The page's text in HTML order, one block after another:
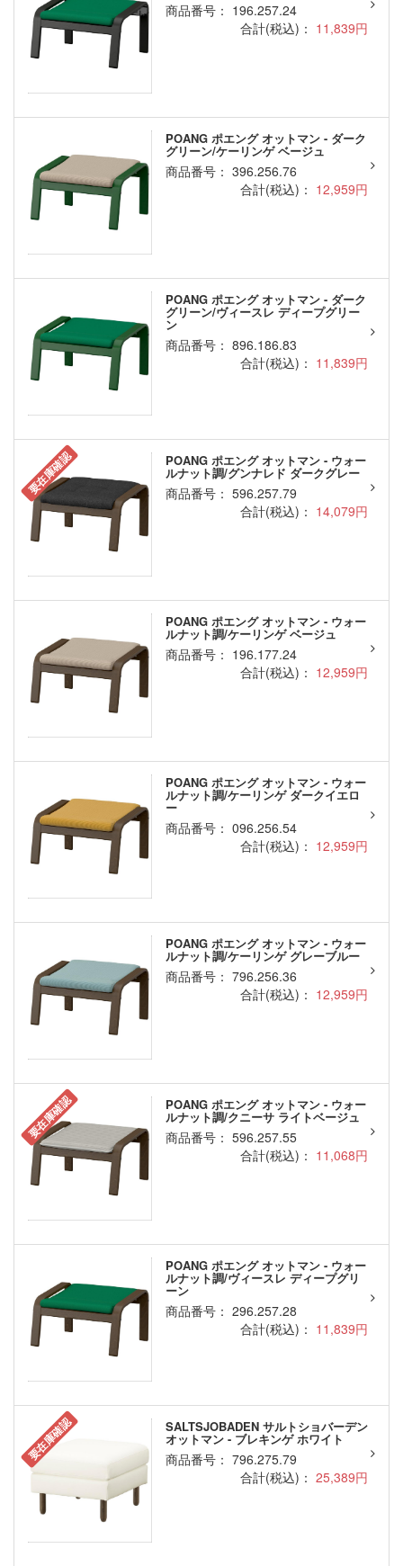
商品番号： 196.257.24
合計(税込)： 11,839円
POANG ポエング オットマン - ダーク
グリーン/ケーリンゲ ベージュ
商品番号： 396.256.76
合計(税込)： 12,959円
POANG ポエング オットマン - ダーク
グリーン/ヴィースレ ディープグリー
ン
商品番号： 896.186.83
合計(税込)： 11,839円
要在庫確認 POANG ポエング オットマン - ウォー
ルナット調/グンナレド ダークグレー
商品番号： 596.257.79
合計(税込)： 14,079円
POANG ポエング オットマン - ウォー
ルナット調/ケーリンゲ ベージュ
商品番号： 196.177.24
合計(税込)： 12,959円
POANG ポエング オットマン - ウォー
ルナット調/ケーリンゲ ダークイエロ
ー
商品番号： 096.256.54
合計(税込)： 12,959円
POANG ポエング オットマン - ウォー
ルナット調/ケーリンゲ グレーブルー
商品番号： 796.256.36
合計(税込)： 12,959円
要在庫確認 POANG ポエング オットマン - ウォー
ルナット調/クニーサ ライトベージュ
商品番号： 596.257.55
合計(税込)： 11,068円
POANG ポエング オットマン - ウォー
ルナット調/ヴィースレ ディープグリ
ーン
商品番号： 296.257.28
合計(税込)： 11,839円
要在庫確認 SALTSJOBADEN サルトショバーデン
オットマン - ブレキンゲ ホワイト
商品番号： 796.275.79
合計(税込)： 25,389円